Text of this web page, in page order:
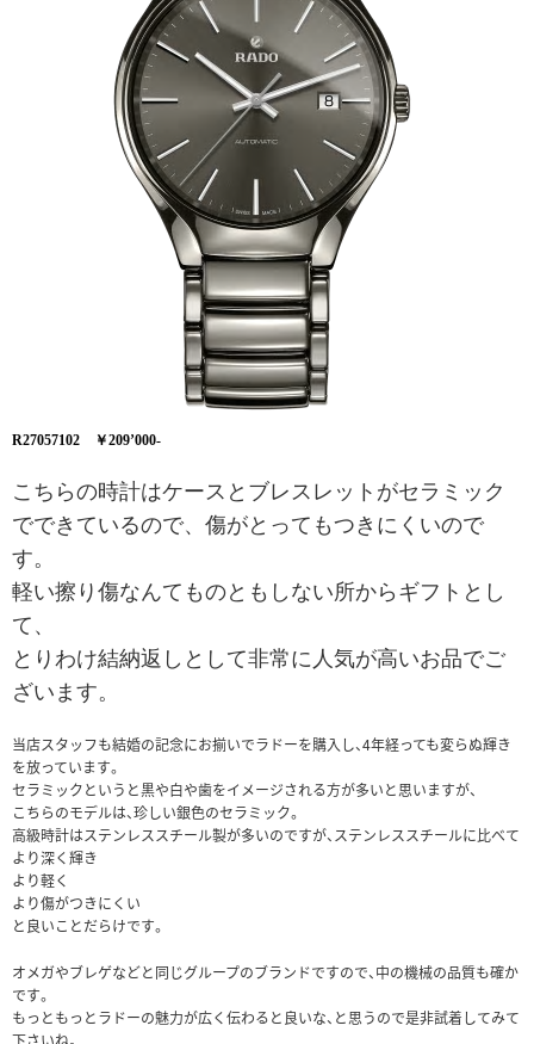
R27057102 ￥209’000-
こちらの時計はケースとブレスレットがセラミック
でできているので、傷がとってもつきにくいので
す。
軽い擦り傷なんてものともしない所からギフトとし
て、
とりわけ結納返しとして非常に人気が高いお品でご
ざいます。
当店スタッフも結婚の記念にお揃いでラドーを購入し、4年経っても変らぬ輝き
を放っています。
セラミックというと黒や白や歯をイメージされる方が多いと思いますが、
こちらのモデルは、珍しい銀色のセラミック。
高級時計はステンレススチール製が多いのですが、ステンレススチールに比べて
より深く輝き
より軽く
より傷がつきにくい
と良いことだらけです。
オメガやブレゲなどと同じグループのブランドですので、中の機械の品質も確か
です。
もっともっとラドーの魅力が広く伝わると良いな、と思うので是非試着してみて